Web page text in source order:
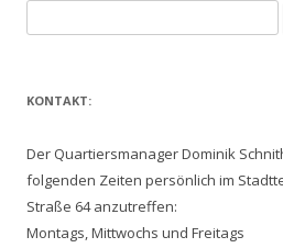
nach:
KONTAKT:
Der Quartiersmanager Dominik
folgenden Zeiten persönlich im
Straße 64 anzutreffen:
Montags, Mittwochs und Freitags